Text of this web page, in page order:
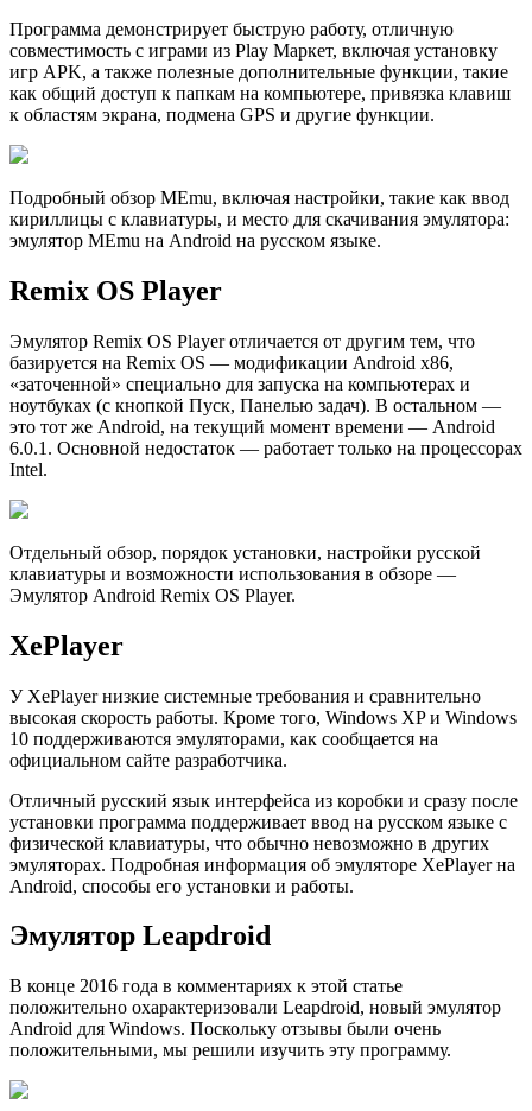
Программа демонстрирует быструю работу, отличную
совместимость с играми из Play Маркет, включая установку
игр APK, а также полезные дополнительные функции, такие
как общий доступ к папкам на компьютере, привязка клавиш
к областям экрана, подмена GPS и другие функции.
Подробный обзор MEmu, включая настройки, такие как ввод
кириллицы с клавиатуры, и место для скачивания эмулятора:
эмулятор MEmu на Android на русском языке.
Remix OS Player
Эмулятор Remix OS Player отличается от другим тем, что
базируется на Remix OS — модификации Android x86,
«заточенной» специально для запуска на компьютерах и
ноутбуках (с кнопкой Пуск, Панелью задач). В остальном —
это тот же Android, на текущий момент времени — Android
6.0.1. Основной недостаток — работает только на процессорах
Intel.
Отдельный обзор, порядок установки, настройки русской
клавиатуры и возможности использования в обзоре —
Эмулятор Android Remix OS Player.
XePlayer
У XePlayer низкие системные требования и сравнительно
высокая скорость работы. Кроме того, Windows XP и Windows
10 поддерживаются эмуляторами, как сообщается на
официальном сайте разработчика.
Отличный русский язык интерфейса из коробки и сразу после
установки программа поддерживает ввод на русском языке с
физической клавиатуры, что обычно невозможно в других
эмуляторах. Подробная информация об эмуляторе XePlayer на
Android, способы его установки и работы.
Эмулятор Leapdroid
В конце 2016 года в комментариях к этой статье
положительно охарактеризовали Leapdroid, новый эмулятор
Android для Windows. Поскольку отзывы были очень
положительными, мы решили изучить эту программу.